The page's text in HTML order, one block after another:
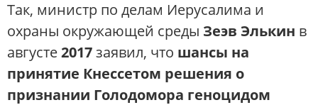
Так, министр по делам Иерусалима и
охраны окружающей среды Зеэв Элькин в
августе2017заявил, что шансы на
принятие Кнессетом решения о
признании Голодомора геноцидом